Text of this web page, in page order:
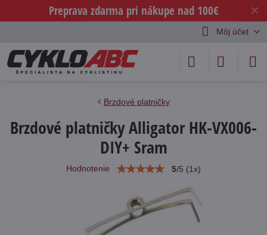
✕
Preprava zdarma pri nákupe nad 100€
Môj účet
Brzdové platničky
Brzdové platničky Alligator HK-VX006-
DIY+ Sram
Hodnotenie 5/5 (1x)